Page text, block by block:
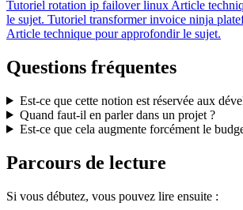
Tutoriel rotation ip failover linux Article
le sujet. Tutoriel transformer invoice ninja
Article technique pour approfondir le sujet.
Questions fréquentes
Est-ce que cette notion est réservée aux
Quand faut-il en parler dans un projet ?
Est-ce que cela augmente forcément le
Parcours de lecture
Si vous débutez, vous pouvez lire ensuite :